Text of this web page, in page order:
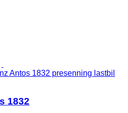
Antos 1832 presenning lastbil
1832